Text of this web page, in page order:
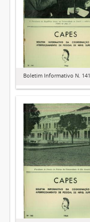
Boletim Informativo N. 141